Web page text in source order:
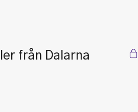
från Dalarna